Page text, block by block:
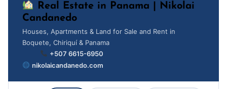
Real Estate in Panama | Nikolai
Candanedo
Houses, Apartments & Land for Sale and Rent in
Boquete, Chiriquí & Panama
+507 6615-6950
nikolaicandanedo.com